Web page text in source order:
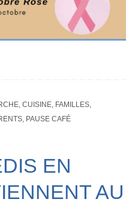
, CUISINE, FAMILLES,
PAUSE CAFÉ
EN
AU